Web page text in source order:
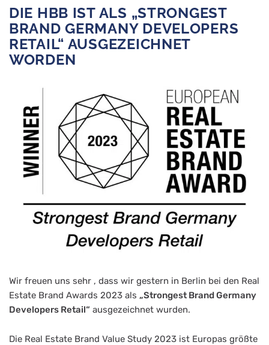
DIE HBB IST ALS „STRONGEST
BRAND GERMANY DEVELOPERS
RETAIL“ AUSGEZEICHNET
WORDEN
Wir freuen uns sehr , dass wir gestern in Berlin bei den Real
Estate Brand Awards 2023 als„Strongest Brand Germany
Developers Retail“ ausgezeichnet wurden.
Die Real Estate Brand Value Study 2023 ist Europas größte